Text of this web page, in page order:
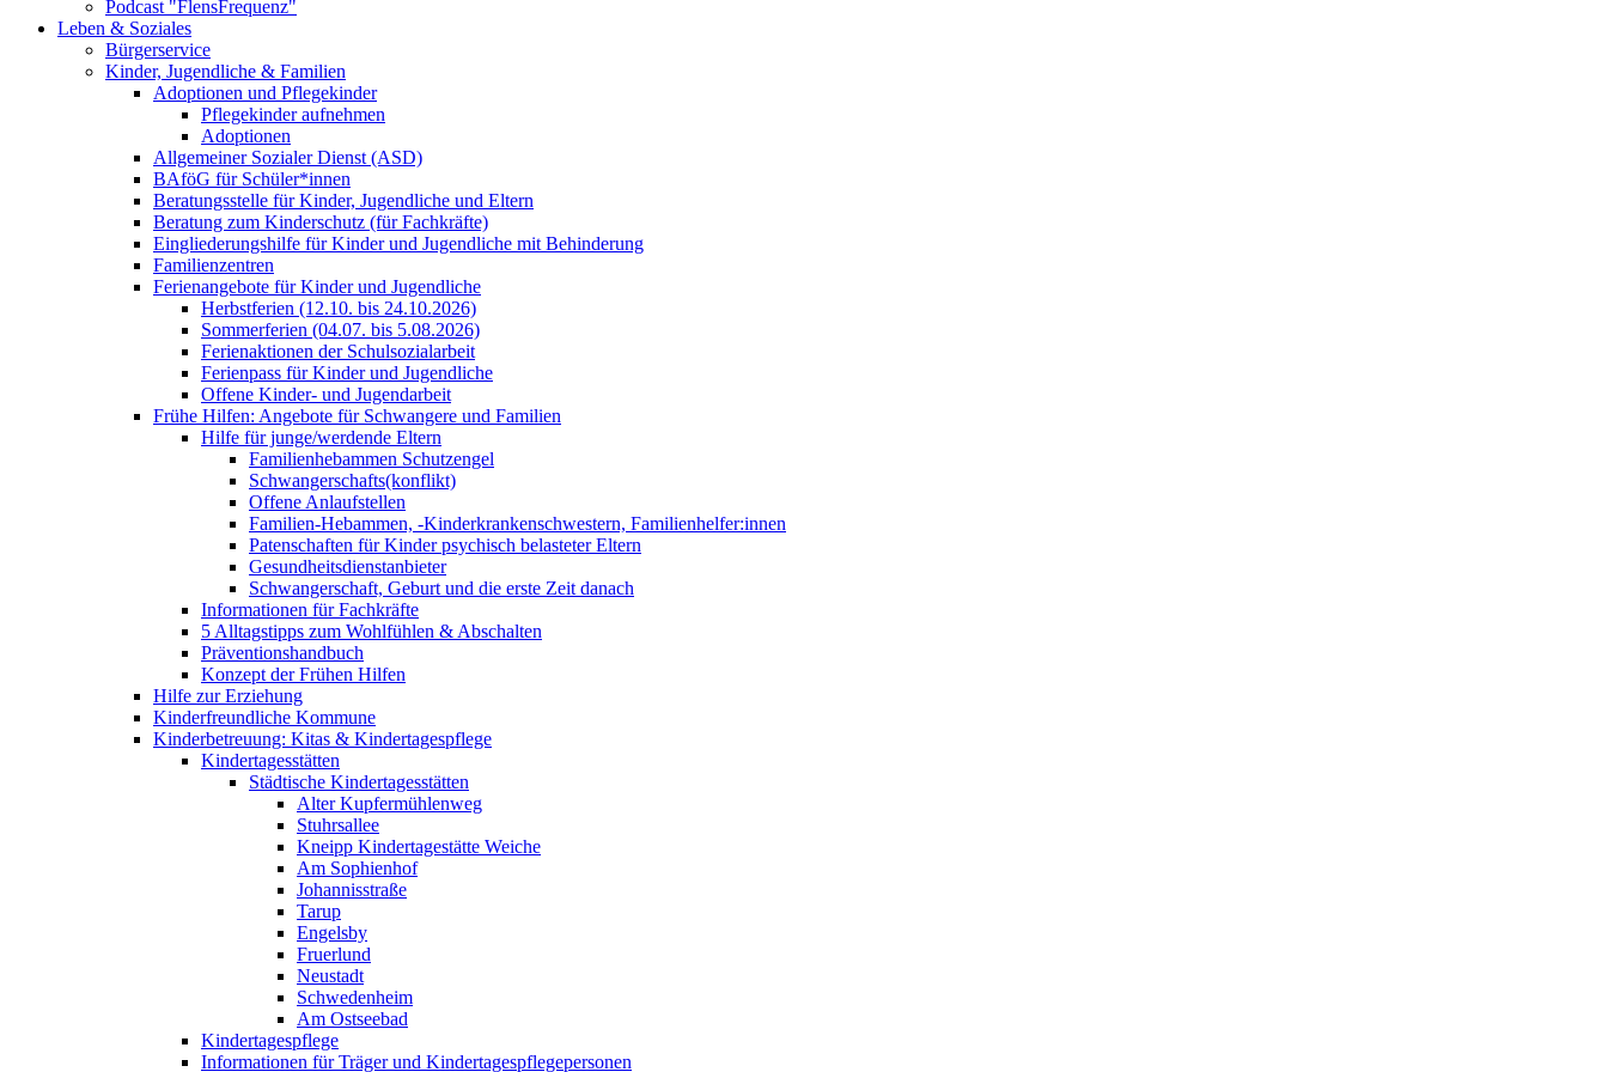
Podcast "FlensFrequenz"
Leben & Soziales
Bürgerservice
Kinder, Jugendliche & Familien
Adoptionen und Pflegekinder
Pflegekinder aufnehmen
Adoptionen
Allgemeiner Sozialer Dienst (ASD)
BAföG für Schüler*innen
Beratungsstelle für Kinder, Jugendliche und Eltern
Beratung zum Kinderschutz (für Fachkräfte)
Eingliederungshilfe für Kinder und Jugendliche mit Behinderung
Familienzentren
Ferienangebote für Kinder und Jugendliche
Herbstferien (12.10. bis 24.10.2026)
Sommerferien (04.07. bis 5.08.2026)
Ferienaktionen der Schulsozialarbeit
Ferienpass für Kinder und Jugendliche
Offene Kinder- und Jugendarbeit
Frühe Hilfen: Angebote für Schwangere und Familien
Hilfe für junge/werdende Eltern
Familienhebammen Schutzengel
Schwangerschafts(konflikt)
Offene Anlaufstellen
Familien-Hebammen, -Kinderkrankenschwestern, Familienhelfer:innen
Patenschaften für Kinder psychisch belasteter Eltern
Gesundheitsdienstanbieter
Schwangerschaft, Geburt und die erste Zeit danach
Informationen für Fachkräfte
5 Alltagstipps zum Wohlfühlen & Abschalten
Präventionshandbuch
Konzept der Frühen Hilfen
Hilfe zur Erziehung
Kinderfreundliche Kommune
Kinderbetreuung: Kitas & Kindertagespflege
Kindertagesstätten
Städtische Kindertagesstätten
Alter Kupfermühlenweg
Stuhrsallee
Kneipp Kindertagestätte Weiche
Am Sophienhof
Johannisstraße
Tarup
Engelsby
Fruerlund
Neustadt
Schwedenheim
Am Ostseebad
Kindertagespflege
Informationen für Träger und Kindertagespflegepersonen